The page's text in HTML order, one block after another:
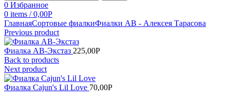
0 Избранное
0 items / 0,00Р
ГлавнаяСортовые фиалкиФиалки АВ - Алексея Тарасова
Previous product
Фиалка АВ-Экстаз 225,00Р
Back to products
Next product
Фиалка Cajun's Lil Love 70,00Р